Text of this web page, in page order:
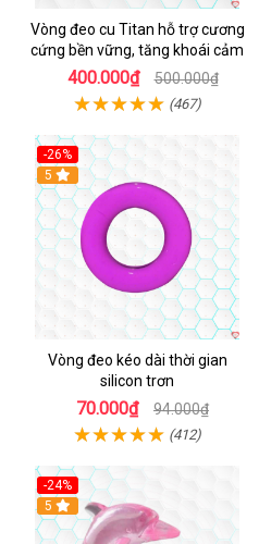
Vòng đeo cu Titan hỗ trợ cương
cứng bền vững, tăng khoái cảm
400.000₫ 500.000₫
(467)
-26%
5
Vòng đeo kéo dài thời gian
silicon trơn
70.000₫ 94.000₫
(412)
-24%
5